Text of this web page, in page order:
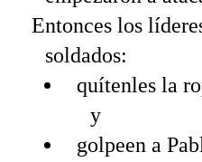
Entonces los
soldados:
quítenles la
y
golpeen a